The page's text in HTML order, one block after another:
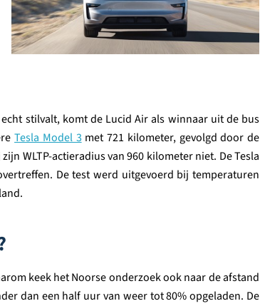
stilvalt, komt de Lucid Air als winnaar uit de bus
Tesla Model 3 met 721 kilometer, gevolgd door de
WLTP-actieradius van 960 kilometer niet. De Tesla
De test werd uitgevoerd bij temperaturen
keek het Noorse onderzoek ook naar de afstand
dan een half uur van weer tot 80% opgeladen. De